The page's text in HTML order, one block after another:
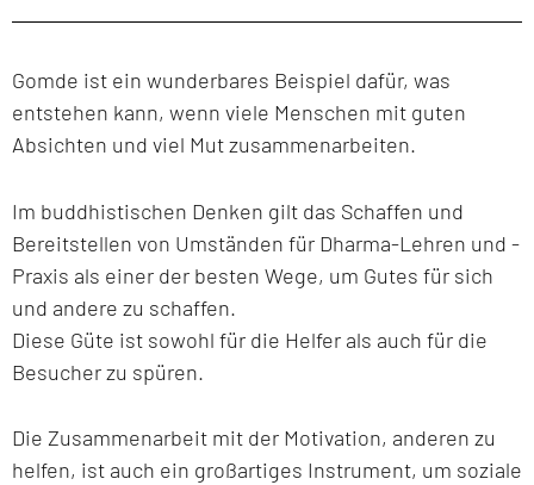
Gomde ist ein wunderbares Beispiel dafür, was
entstehen kann, wenn viele Menschen mit guten
Absichten und viel Mut zusammenarbeiten.
Im buddhistischen Denken gilt das Schaffen und
Bereitstellen von Umständen für Dharma-Lehren und -
Praxis als einer der besten Wege, um Gutes für sich
und andere zu schaffen.
Diese Güte ist sowohl für die Helfer als auch für die
Besucher zu spüren.
Die Zusammenarbeit mit der Motivation, anderen zu
helfen, ist auch ein großartiges Instrument, um soziale